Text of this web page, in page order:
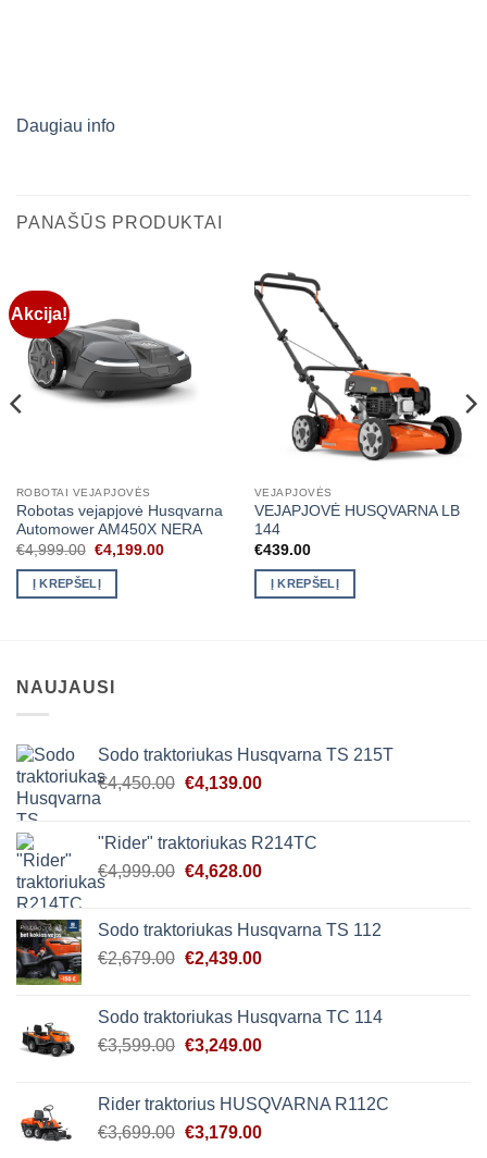
Daugiau info
PANAŠŪS PRODUKTAI
Akcija!
ROBOTAI VEJAPJOVĖS
Robotas vejapjovė Husqvarna
Automower AM450X NERA
€4,999.00 Original
price
was:
€4,999.00.
€4,199.00Current
Į KREPŠELĮ
VEJAPJOVĖS
VEJAPJOVĖ HUSQVARNA LB
144
€439.00
Į KREPŠELĮ
NAUJAUSI
Sodo traktoriukas Husqvarna TS 215T
€4,450.00 Original
€4,450.00.
€4,139.00Current
€4,139.00.
"Rider" traktoriukas R214TC
€4,999.00 Original
€4,999.00.
€4,628.00Current
€4,628.00.
Sodo traktoriukas Husqvarna TS 112
€2,679.00 Original
€2,679.00.
€2,439.00Current
€2,439.00.
Sodo traktoriukas Husqvarna TC 114
€3,599.00 Original
€3,599.00.
€3,249.00Current
€3,249.00.
Rider traktorius HUSQVARNA R112C
€3,699.00 Original
€3,179.00Current